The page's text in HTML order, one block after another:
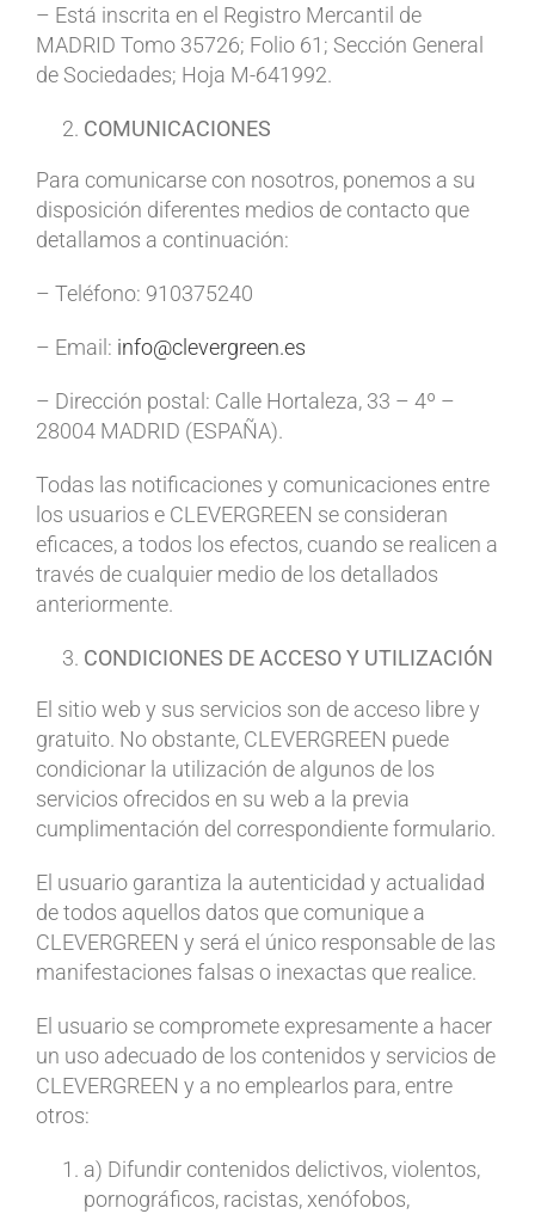
– Está inscrita en el Registro Mercantil de
MADRID Tomo 35726; Folio 61; Sección General
de Sociedades; Hoja M-641992.
COMUNICACIONES
Para comunicarse con nosotros, ponemos a su
disposición diferentes medios de contacto que
detallamos a continuación:
– Teléfono: 910375240
– Email: info@clevergreen.es
– Dirección postal: Calle Hortaleza, 33 – 4º –
28004 MADRID (ESPAÑA).
Todas las notificaciones y comunicaciones entre
los usuarios e CLEVERGREEN se consideran
eficaces, a todos los efectos, cuando se realicen a
través de cualquier medio de los detallados
anteriormente.
CONDICIONES DE ACCESO Y UTILIZACIÓN
El sitio web y sus servicios son de acceso libre y
gratuito. No obstante, CLEVERGREEN puede
condicionar la utilización de algunos de los
servicios ofrecidos en su web a la previa
cumplimentación del correspondiente formulario.
El usuario garantiza la autenticidad y actualidad
de todos aquellos datos que comunique a
CLEVERGREEN y será el único responsable de las
manifestaciones falsas o inexactas que realice.
El usuario se compromete expresamente a hacer
un uso adecuado de los contenidos y servicios de
CLEVERGREEN y a no emplearlos para, entre
otros:
a) Difundir contenidos delictivos, violentos,
pornográficos, racistas, xenófobos,